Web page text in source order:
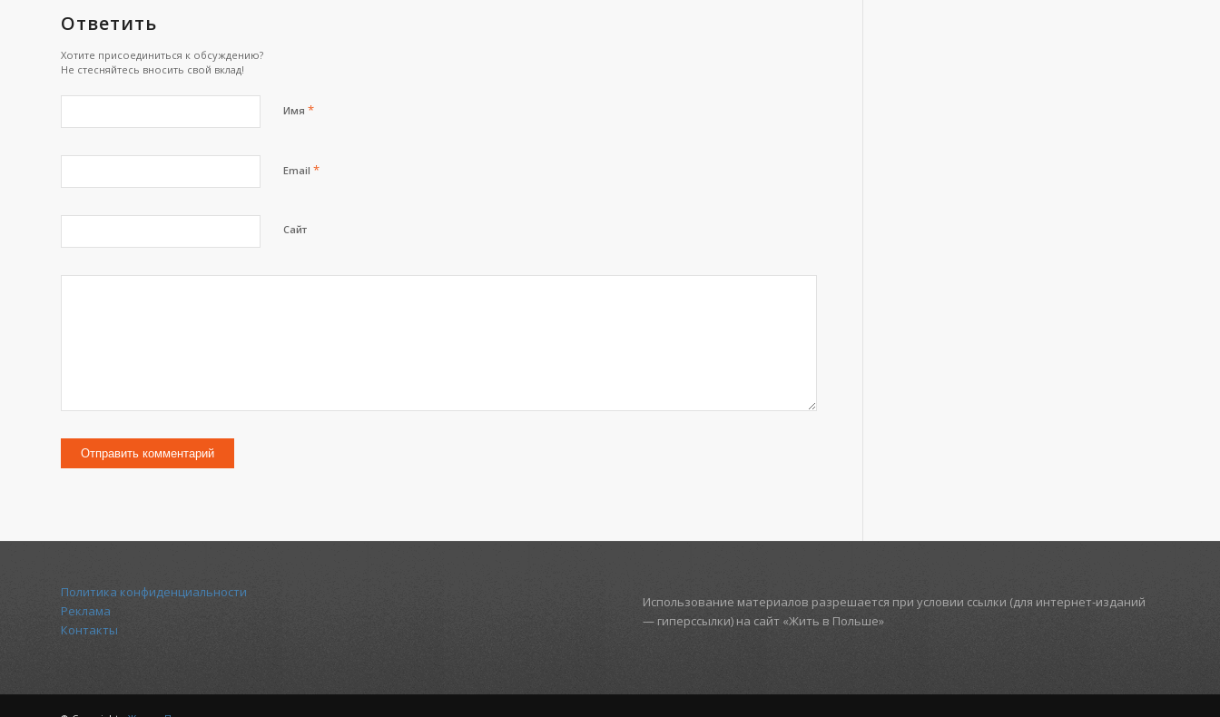
Ответить
Хотите присоединиться к обсуждению?
Не стесняйтесь вносить свой вклад!
Имя *
Email *
Сайт
Политика конфиденциальности
Реклама
Контакты
Использование материалов разрешается при условии ссылки (для интернет-изданий
— гиперссылки) на сайт «Жить в Польше»